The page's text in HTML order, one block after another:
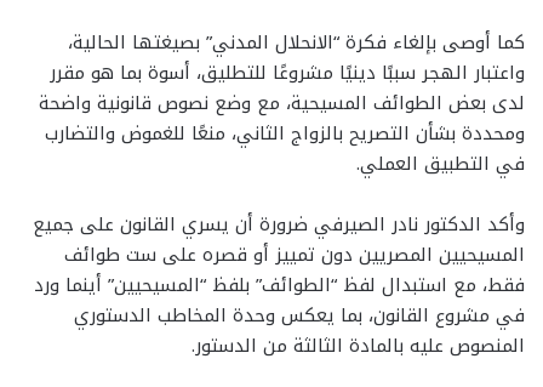
كما أوصى بإلغاء فكرة “الانحلال المدني” بصيغتها الحالية،
واعتبار الهجر سببًا دينيًا مشروعًا للتطليق، أسوة بما هو مقرر
لدى بعض الطوائف المسيحية، مع وضع نصوص قانونية واضحة
ومحددة بشأن التصريح بالزواج الثاني، منعًا للغموض والتضارب
في التطبيق العملي.
وأكد الدكتور نادر الصيرفي ضرورة أن يسري القانون على جميع
المسيحيين المصريين دون تمييز أو قصره على ست طوائف
فقط، مع استبدال لفظ “الطوائف” بلفظ “المسيحيين” أينما ورد
في مشروع القانون، بما يعكس وحدة المخاطب الدستوري
المنصوص عليه بالمادة الثالثة من الدستور.